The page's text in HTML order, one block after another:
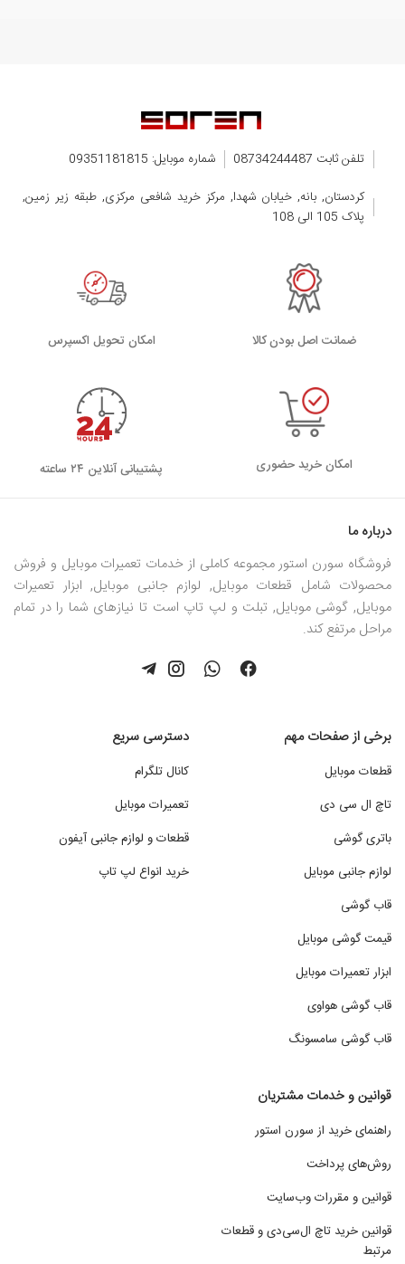
تلفن ثابت 08734244487
شماره موبایل: 09351181815
کردستان, بانه, خیابان شهدا, مرکز خرید شافعی مرکزی, طبقه زیر زمین,
پلاک 105 الی 108
ضمانت اصل بودن کالا اﻣﮑﺎن ﺗﺤﻮﯾﻞ اﮐﺴﭙﺮس
امکان خرید حضوری پشتیبانی آنلاین ۲۴ ساعته
درباره ما
فروشگاه سورن استور مجموعه کاملی از خدمات تعمیرات موبایل و فروش
محصولات شامل قطعات موبایل, لوازم جانبی موبایل, ابزار تعمیرات
موبایل, گوشی موبایل, تبلت و لپ تاپ است تا نیازهای شما را در تمام
مراحل مرتفع کند.
برخی از صفحات مهم
قطعات موبایل
تاچ ال سی دی
باتری گوشی
لوازم جانبی موبایل
قاب گوشی
قیمت گوشی موبایل
ابزار تعمیرات موبایل
قاب گوشی هواوی
قاب گوشی سامسونگ
دسترسی سریع
کانال تلگرام
تعمیرات موبایل
قطعات و لوازم جانبی آیفون
خرید انواع لپ تاپ
قوانین و خدمات مشتریان
راهنمای خرید از سورن استور
روش‌های پرداخت
قوانین و مقررات وب‌سایت
قوانین خرید تاچ ال‌سی‌دی و قطعات
مرتبط